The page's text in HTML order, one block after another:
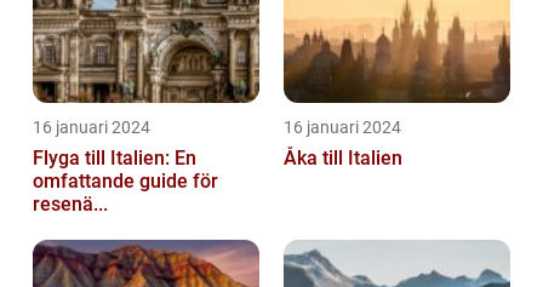
16 januari 2024
Flyga till Italien: En
omfattande guide för
resenä...
16 januari 2024
Åka till Italien